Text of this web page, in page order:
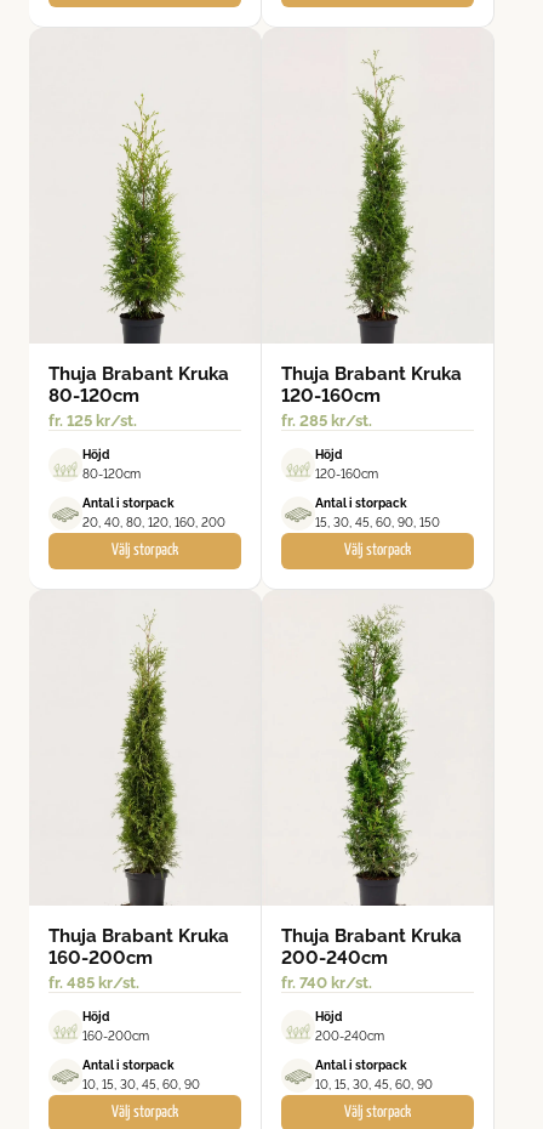
Thuja Brabant Kruka
80-120cm
fr. 125 kr/st.
Höjd
80-120cm
Antal i storpack
20, 40, 80, 120, 160, 200
Välj storpack
Thuja Brabant Kruka
120-160cm
fr. 285 kr/st.
Höjd
120-160cm
Antal i storpack
15, 30, 45, 60, 90, 150
Välj storpack
Thuja Brabant Kruka
160-200cm
fr. 485 kr/st.
Höjd
160-200cm
Antal i storpack
10, 15, 30, 45, 60, 90
Välj storpack
Thuja Brabant Kruka
200-240cm
fr. 740 kr/st.
Höjd
200-240cm
Antal i storpack
10, 15, 30, 45, 60, 90
Välj storpack